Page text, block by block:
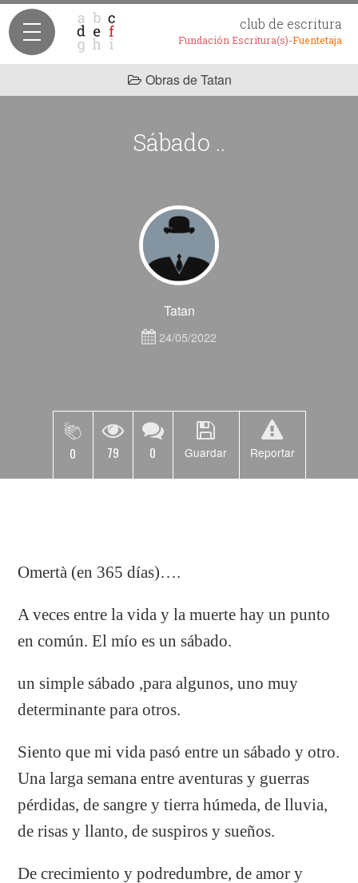
club de escritura
Fundación Escritura(s)-Fuentetaja
Obras de Tatan
Sábado ..
Tatan
24/05/2022
0 79 0 Guardar Reportar
Omertà (en 365 días)….
A veces entre la vida y la muerte hay un punto
en común. El mío es un sábado.
un simple sábado ,para algunos, uno muy
determinante para otros.
Siento que mi vida pasó entre un sábado y otro.
Una larga semana entre aventuras y guerras
pérdidas, de sangre y tierra húmeda, de lluvia,
de risas y llanto, de suspiros y sueños.
De crecimiento y podredumbre, de amor y